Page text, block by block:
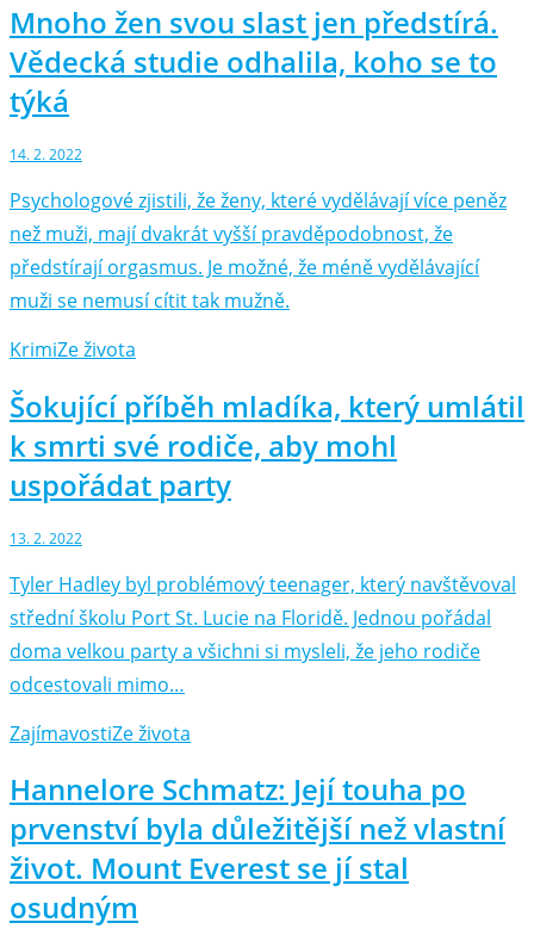
Mnoho žen svou slast jen předstírá.
Vědecká studie odhalila, koho se to
týká
14. 2. 2022
Psychologové zjistili, že ženy, které vydělávají více peněz
než muži, mají dvakrát vyšší pravděpodobnost, že
předstírají orgasmus. Je možné, že méně vydělávající
muži se nemusí cítit tak mužně.
KrimiZe života
Šokující příběh mladíka, který umlátil
k smrti své rodiče, aby mohl
uspořádat party
13. 2. 2022
Tyler Hadley byl problémový teenager, který navštěvoval
střední školu Port St. Lucie na Floridě. Jednou pořádal
doma velkou party a všichni si mysleli, že jeho rodiče
odcestovali mimo…
ZajímavostiZe života
Hannelore Schmatz: Její touha po
prvenství byla důležitější než vlastní
život. Mount Everest se jí stal
osudným